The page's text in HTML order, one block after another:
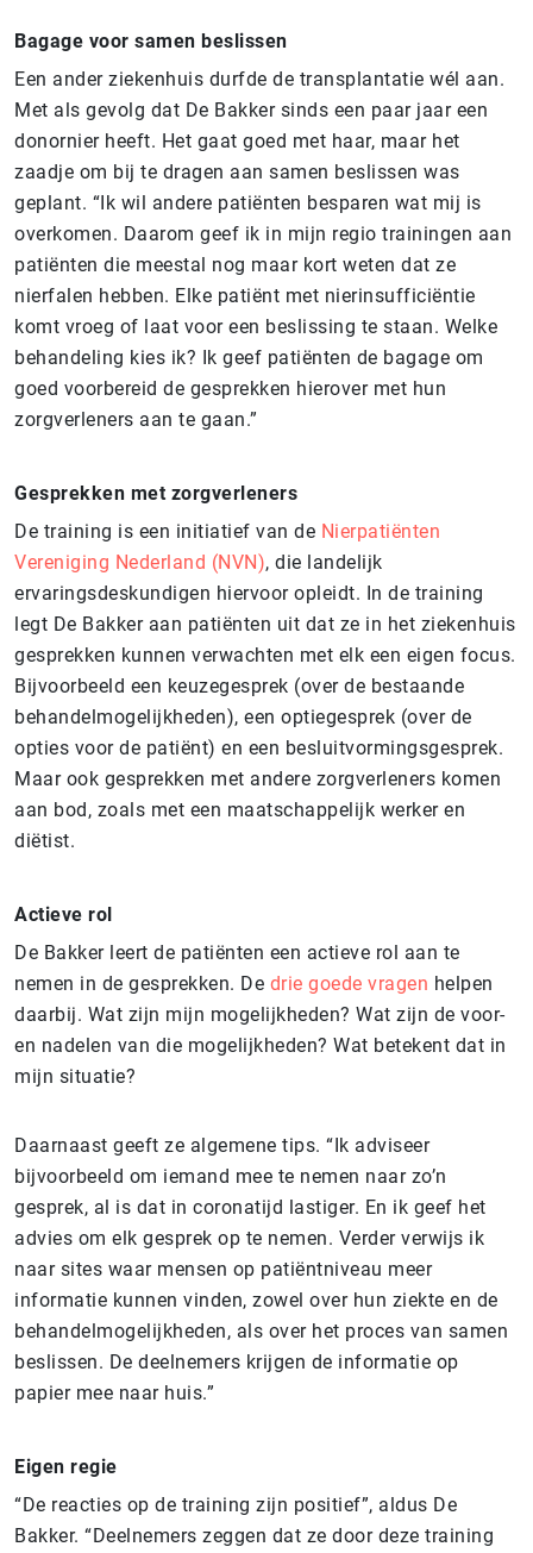
Bagage voor samen beslissen
Een ander ziekenhuis durfde de transplantatie wél aan.
Met als gevolg dat De Bakker sinds een paar jaar een
donornier heeft. Het gaat goed met haar, maar het
zaadje om bij te dragen aan samen beslissen was
geplant. “Ik wil andere patiënten besparen wat mij is
overkomen. Daarom geef ik in mijn regio trainingen aan
patiënten die meestal nog maar kort weten dat ze
nierfalen hebben. Elke patiënt met nierinsufficiëntie
komt vroeg of laat voor een beslissing te staan. Welke
behandeling kies ik? Ik geef patiënten de bagage om
goed voorbereid de gesprekken hierover met hun
zorgverleners aan te gaan.”
Gesprekken met zorgverleners
De training is een initiatief van de Nierpatiënten
Vereniging Nederland (NVN), die landelijk
ervaringsdeskundigen hiervoor opleidt. In de training
legt De Bakker aan patiënten uit dat ze in het ziekenhuis
gesprekken kunnen verwachten met elk een eigen focus.
Bijvoorbeeld een keuzegesprek (over de bestaande
behandelmogelijkheden), een optiegesprek (over de
opties voor de patiënt) en een besluitvormingsgesprek.
Maar ook gesprekken met andere zorgverleners komen
aan bod, zoals met een maatschappelijk werker en
diëtist.
Actieve rol
De Bakker leert de patiënten een actieve rol aan te
nemen in de gesprekken. De drie goede vragen helpen
daarbij. Wat zijn mijn mogelijkheden? Wat zijn de voor-
en nadelen van die mogelijkheden? Wat betekent dat in
mijn situatie?
Daarnaast geeft ze algemene tips. “Ik adviseer
bijvoorbeeld om iemand mee te nemen naar zo’n
gesprek, al is dat in coronatijd lastiger. En ik geef het
advies om elk gesprek op te nemen. Verder verwijs ik
naar sites waar mensen op patiëntniveau meer
informatie kunnen vinden, zowel over hun ziekte en de
behandelmogelijkheden, als over het proces van samen
beslissen. De deelnemers krijgen de informatie op
papier mee naar huis.”
Eigen regie
“De reacties op de training zijn positief”, aldus De
Bakker. “Deelnemers zeggen dat ze door deze training